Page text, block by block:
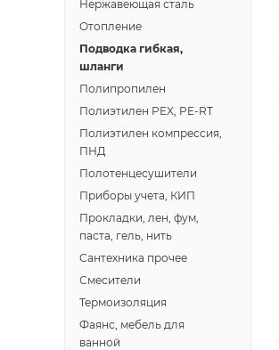
Нержавеющая сталь
Отопление
Подводка гибкая,
шланги
Полипропилен
Полиэтилен PEX, PE-RT
Полиэтилен компрессия,
ПНД
Полотенцесушители
Приборы учета, КИП
Прокладки, лен, фум,
паста, гель, нить
Сантехника прочее
Смесители
Термоизоляция
Фаянс, мебель для
ванной